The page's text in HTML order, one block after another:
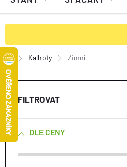
Domů
Kalhoty Zimní
P
O
S
DLE CENY